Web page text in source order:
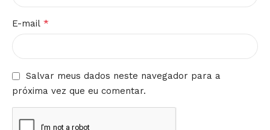
E-mail *
Salvar meus dados neste navegador para a
próxima vez que eu comentar.